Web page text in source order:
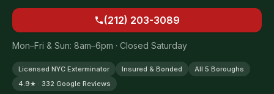
(212) 203-3089
Mon–Fri & Sun: 8am–6pm · Closed Saturday
Licensed NYC Exterminator Insured & Bonded
All 5 Boroughs
4.9★ · 332 Google Reviews